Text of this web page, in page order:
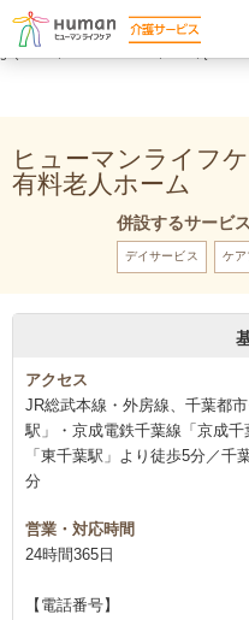
[]).push(arguments)},i[r].l=1*new
analytics.com/analytics.js','ga'); ga('create',
ヒューマンライフ
有料老人ホーム
併設するサービス
デイサービス ケア
アクセス
JR総武本線・外房線、千葉都
駅」・京成電鉄千葉線「京成
「東千葉駅」より徒歩5分／
分
営業・対応時間
24時間365日
【電話番号】